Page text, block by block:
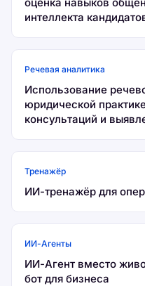
интеллекта
Речевая аналитика
Использование
юридической
консультаций и
Тренажёр
ИИ-тренажёр для
ИИ-Агенты
ИИ-Агент вместо
бот для бизнеса